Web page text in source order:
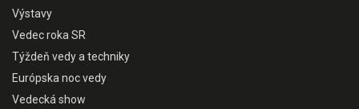
Výstavy
Vedec roka SR
Týždeň vedy a techniky
Európska noc vedy
Vedecká show